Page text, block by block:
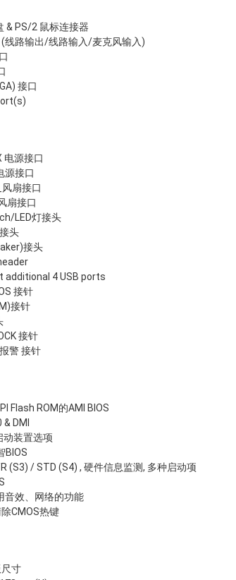
& PS/2 鼠标连接器
(线路输出/线路输入/麦克风输入)
接口
电源接口
源接口
风扇接口
扇接口
LED灯接头
头
接头
additional 4 USB ports
接针
接针
接针
警 接针
Flash ROM的AMI BIOS
DMI
动装置选项
BIOS
(S3) / STD (S4) , 硬件信息监测, 多种启动项
音效、网络的功能
CMOS热键
寸